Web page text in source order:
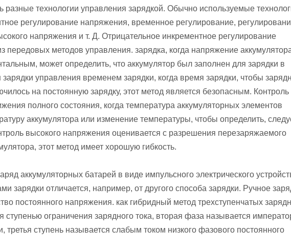
разные технологии управления зарядкой. Обычно используемые
регулирование напряжения, временное регулирование,
напряжения и т. Д. Отрицательное инкрементное регулирование
передовых методов управления. зарядка, когда напряжение
может определить, что аккумулятор был заполнен для зарядки в
управления временем зарядки, когда время зарядки, чтобы
на постоянную зарядку, этот метод является безопасным. Контроль
полного состояния, когда температура аккумуляторных элементов
аккумулятора или изменение температуры, чтобы определить,
высокого напряжения оценивается с разрешения перезаряжаемого
этот метод имеет хорошую гибкость.
аккумуляторных батарей в виде импульсного электрического
зарядки отличается, например, от другого способа зарядки. Ручное
постоянного напряжения. как гибридный метод трехступенчатых
ступенью ограничения зарядного тока, вторая фаза называется
ступень называется слабым током низкого фазового постоянного